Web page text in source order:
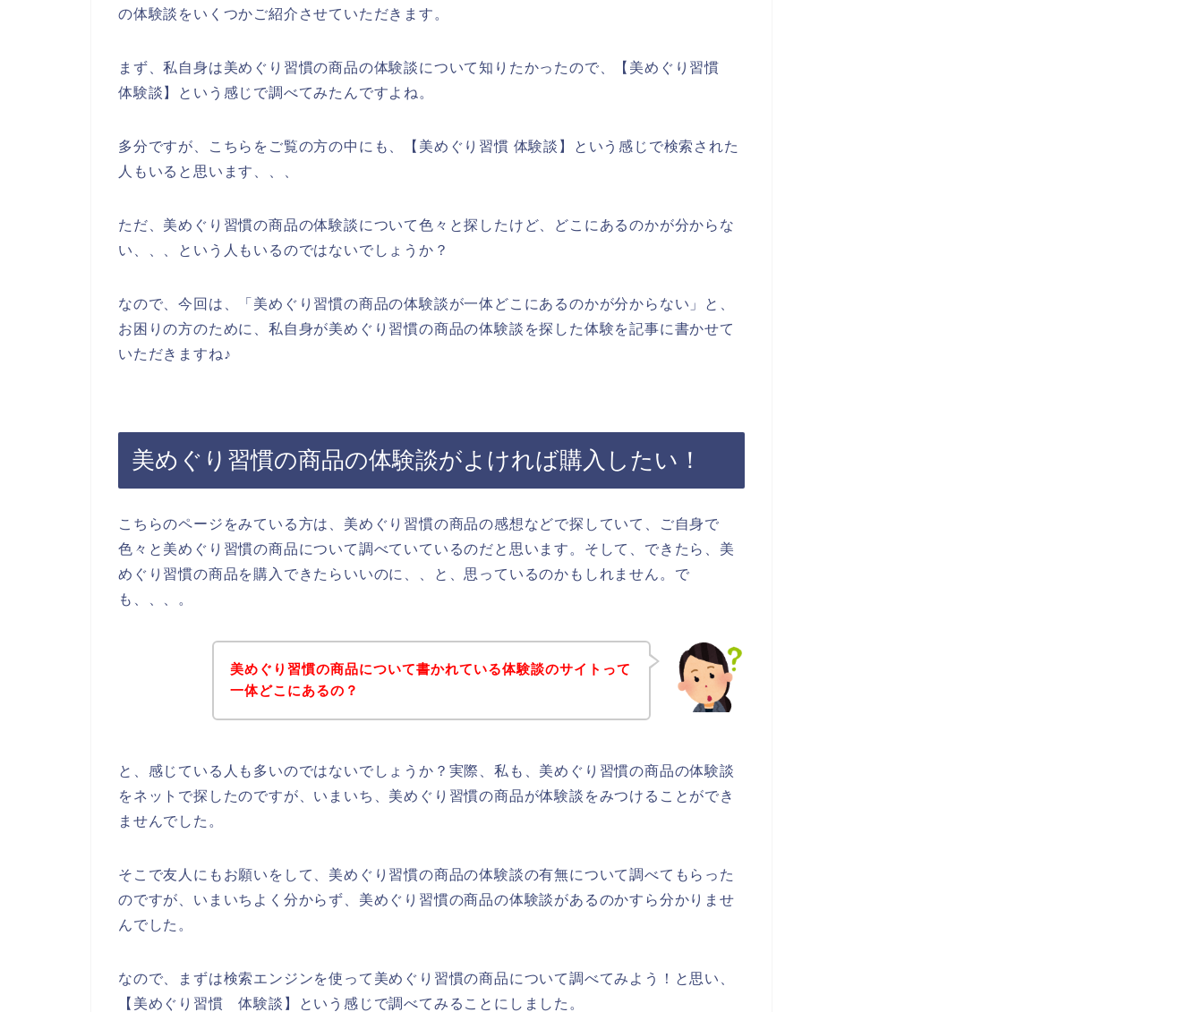
の体験談をいくつかご紹介させていただきます。
まず、私自身は美めぐり習慣の商品の体験談について知りたかったので、【美めぐり習慣
体験談】という感じで調べてみたんですよね。
多分ですが、こちらをご覧の方の中にも、【美めぐり習慣 体験談】という感じで検索された
人もいると思います、、、
ただ、美めぐり習慣の商品の体験談について色々と探したけど、どこにあるのかが分からな
い、、、という人もいるのではないでしょうか？
なので、今回は、「美めぐり習慣の商品の体験談が一体どこにあるのかが分からない」と、
お困りの方のために、私自身が美めぐり習慣の商品の体験談を探した体験を記事に書かせて
いただきますね♪
美めぐり習慣の商品の体験談がよければ購入したい！
こちらのページをみている方は、美めぐり習慣の商品の感想などで探していて、ご自身で
色々と美めぐり習慣の商品について調べていているのだと思います。そして、できたら、美
めぐり習慣の商品を購入できたらいいのに、、と、思っているのかもしれません。で
も、、、。
美めぐり習慣の商品について書かれている体験談のサイトって
一体どこにあるの？
と、感じている人も多いのではないでしょうか？実際、私も、美めぐり習慣の商品の体験談
をネットで探したのですが、いまいち、美めぐり習慣の商品が体験談をみつけることができ
ませんでした。
そこで友人にもお願いをして、美めぐり習慣の商品の体験談の有無について調べてもらった
のですが、いまいちよく分からず、美めぐり習慣の商品の体験談があるのかすら分かりませ
んでした。
なので、まずは検索エンジンを使って美めぐり習慣の商品について調べてみよう！と思い、
【美めぐり習慣 体験談】という感じで調べてみることにしました。